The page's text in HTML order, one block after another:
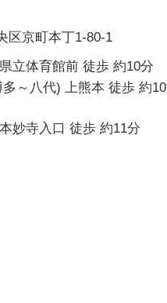
区京町本丁1-80-1
立体育館前 徒歩 約10分
～八代) 上熊本 徒歩 約10
妙寺入口 徒歩 約11分